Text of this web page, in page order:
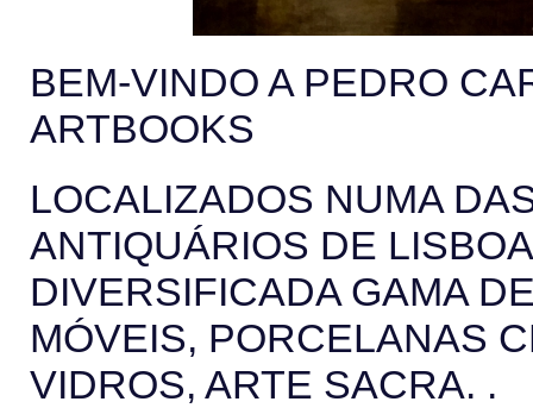
BEM-VINDO A PEDRO
ARTBOOKS
LOCALIZADOS NUMA
ANTIQUÁRIOS DE
DIVERSIFICADA GAMA
MÓVEIS, PORCELANAS
VIDROS, ARTE SACRA. .